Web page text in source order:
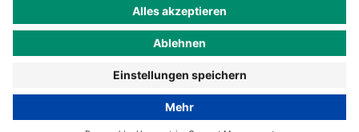
Datenschutz-Einstellungen Datenschutz